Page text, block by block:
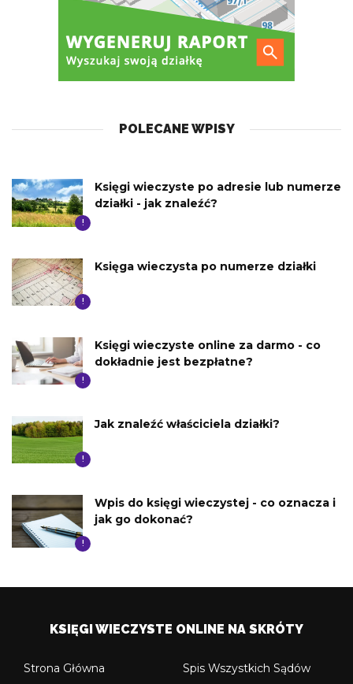
POLECANE WPISY
!
Księgi wieczyste po adresie lub numerze
działki - jak znaleźć?
!
Księga wieczysta po numerze działki
!
Księgi wieczyste online za darmo - co
dokładnie jest bezpłatne?
!
Jak znaleźć właściciela działki?
!
Wpis do księgi wieczystej - co oznacza i
jak go dokonać?
KSIĘGI WIECZYSTE ONLINE NA SKRÓTY
Strona Główna
Spis Wszystkich Sądów